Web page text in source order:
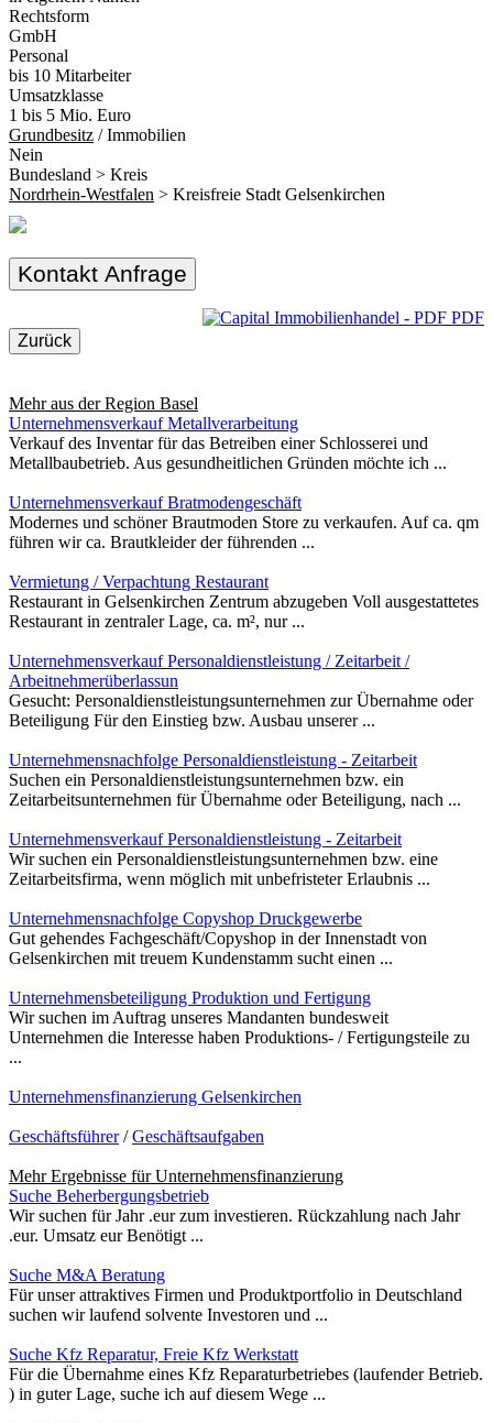
Rechtsform
GmbH
Personal
bis 10 Mitarbeiter
Umsatzklasse
1 bis 5 Mio. Euro
Grundbesitz / Immobilien
Nein
Bundesland > Kreis
Nordrhein-Westfalen > Kreisfreie Stadt Gelsenkirchen
Kontakt Anfrage
PDF
Zurück
Mehr aus der Region Basel
Unternehmensverkauf Metallverarbeitung
Verkauf des Inventar für das Betreiben einer Schlosserei und
Metallbaubetrieb. Aus gesundheitlichen Gründen möchte ich ...
Unternehmensverkauf Bratmodengeschäft
Modernes und schöner Brautmoden Store zu verkaufen. Auf ca. qm
führen wir ca. Brautkleider der führenden ...
Vermietung / Verpachtung Restaurant
Restaurant in Gelsenkirchen Zentrum abzugeben Voll ausgestattetes
Restaurant in zentraler Lage, ca. m², nur ...
Unternehmensverkauf Personaldienstleistung / Zeitarbeit /
Arbeitnehmerüberlassun
Gesucht: Personaldienstleistungsunternehmen zur Übernahme oder
Beteiligung Für den Einstieg bzw. Ausbau unserer ...
Unternehmensnachfolge Personaldienstleistung - Zeitarbeit
Suchen ein Personaldienstleistungsunternehmen bzw. ein
Zeitarbeitsunternehmen für Übernahme oder Beteiligung, nach ...
Unternehmensverkauf Personaldienstleistung - Zeitarbeit
Wir suchen ein Personaldienstleistungsunternehmen bzw. eine
Zeitarbeitsfirma, wenn möglich mit unbefristeter Erlaubnis ...
Unternehmensnachfolge Copyshop Druckgewerbe
Gut gehendes Fachgeschäft/Copyshop in der Innenstadt von
Gelsenkirchen mit treuem Kundenstamm sucht einen ...
Unternehmensbeteiligung Produktion und Fertigung
Wir suchen im Auftrag unseres Mandanten bundesweit
Unternehmen die Interesse haben Produktions- / Fertigungsteile zu
...
Unternehmensfinanzierung Gelsenkirchen
Geschäftsführer/Geschäftsaufgaben
Mehr Ergebnisse fürUnternehmensfinanzierung
Suche Beherbergungsbetrieb
Wir suchen für Jahr .eur zum investieren. Rückzahlung nach Jahr
.eur. Umsatz eur Benötigt ...
Suche M&A Beratung
Für unser attraktives Firmen und Produktportfolio in Deutschland
suchen wir laufend solvente Investoren und ...
Suche Kfz Reparatur, Freie Kfz Werkstatt
Für die Übernahme eines Kfz Reparaturbetriebes (laufender Betrieb.
) in guter Lage, suche ich auf diesem Wege ...